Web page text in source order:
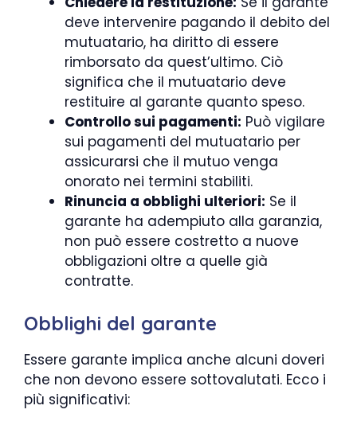
deve intervenire pagando il debito del
mutuatario, ha diritto di essere
rimborsato da quest’ultimo. Ciò
significa che il mutuatario deve
restituire al garante quanto speso.
Controllo sui pagamenti: Può vigilare
sui pagamenti del mutuatario per
assicurarsi che il mutuo venga
onorato nei termini stabiliti.
Rinuncia a obblighi ulteriori: Se il
garante ha adempiuto alla garanzia,
non può essere costretto a nuove
obbligazioni oltre a quelle già
contratte.
Obblighi del garante
Essere garante implica anche alcuni doveri
che non devono essere sottovalutati. Ecco i
più significativi: